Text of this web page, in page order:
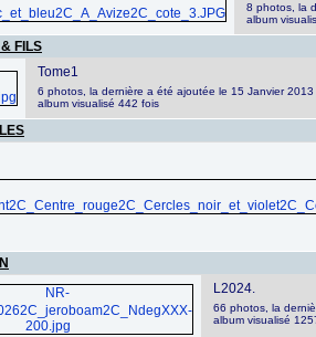
8 photos, la
album
FILS
Tome1
6 photos, la dernière a été ajoutée le 15 Janvier 2013
album visualisé 442 fois
L2024.
66 photos, la
album visualisé